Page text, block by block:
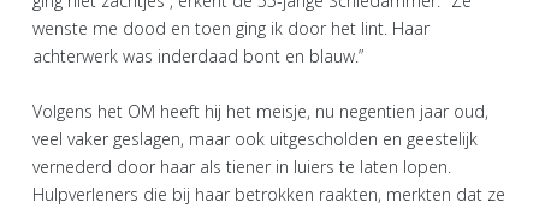
wenste me dood en toen ging ik door het lint. Haar
achterwerk was inderdaad bont en blauw.”
Volgens het OM heeft hij het meisje, nu negentien jaar oud,
veel vaker geslagen, maar ook uitgescholden en geestelijk
vernederd door haar als tiener in luiers te laten lopen.
Hulpverleners die bij haar betrokken raakten, merkten dat ze